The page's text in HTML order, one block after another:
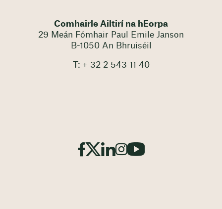
Comhairle Ailtirí na hEorpa
29 Meán Fómhair Paul Emile Janson
B-1050 An Bhruiséil
T: + 32 2 543 11 40